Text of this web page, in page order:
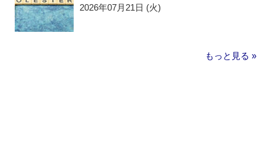
2026年07月21日 (火)
もっと見る »